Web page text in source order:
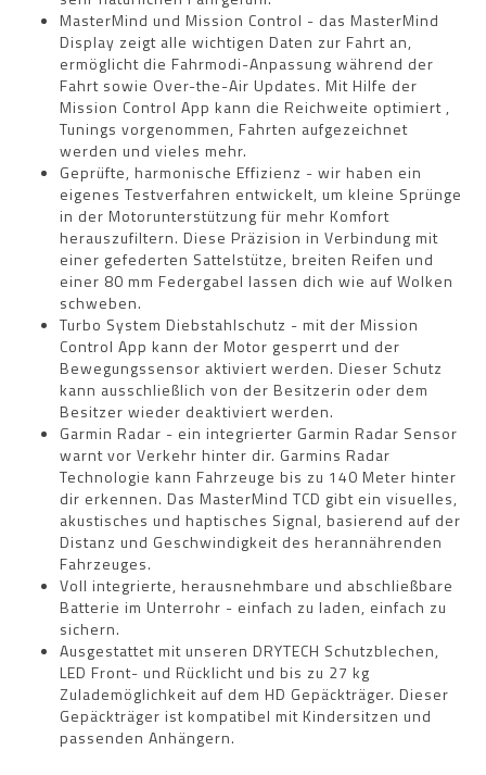
MasterMind und Mission Control - das MasterMind
Display zeigt alle wichtigen Daten zur Fahrt an,
ermöglicht die Fahrmodi-Anpassung während der
Fahrt sowie Over-the-Air Updates. Mit Hilfe der
Mission Control App kann die Reichweite optimiert ,
Tunings vorgenommen, Fahrten aufgezeichnet
werden und vieles mehr.
Geprüfte, harmonische Effizienz - wir haben ein
eigenes Testverfahren entwickelt, um kleine Sprünge
in der Motorunterstützung für mehr Komfort
herauszufiltern. Diese Präzision in Verbindung mit
einer gefederten Sattelstütze, breiten Reifen und
einer 80 mm Federgabel lassen dich wie auf Wolken
schweben.
Turbo System Diebstahlschutz - mit der Mission
Control App kann der Motor gesperrt und der
Bewegungssensor aktiviert werden. Dieser Schutz
kann ausschließlich von der Besitzerin oder dem
Besitzer wieder deaktiviert werden.
Garmin Radar - ein integrierter Garmin Radar Sensor
warnt vor Verkehr hinter dir. Garmins Radar
Technologie kann Fahrzeuge bis zu 140 Meter hinter
dir erkennen. Das MasterMind TCD gibt ein visuelles,
akustisches und haptisches Signal, basierend auf der
Distanz und Geschwindigkeit des herannährenden
Fahrzeuges.
Voll integrierte, herausnehmbare und abschließbare
Batterie im Unterrohr - einfach zu laden, einfach zu
sichern.
Ausgestattet mit unseren DRYTECH Schutzblechen,
LED Front- und Rücklicht und bis zu 27 kg
Zulademöglichkeit auf dem HD Gepäckträger. Dieser
Gepäckträger ist kompatibel mit Kindersitzen und
passenden Anhängern.